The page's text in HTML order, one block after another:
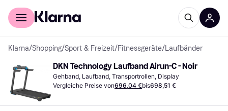
Für Shopper
Klarna/Shopping/Sport & Freizeit/Fitnessgeräte/Laufbänder
DKN Technology Laufband Airun-C - Noir
Gehband, Laufband, Transportrollen, Display
Vergleiche Preise von696,04 €bis698,51 €